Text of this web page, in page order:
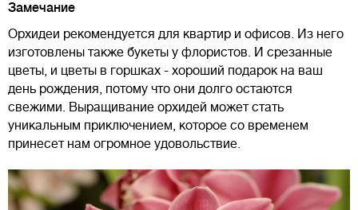
Замечание
Орхидеи рекомендуется для квартир и офисов. Из него
изготовлены также букеты у флористов. И срезанные
цветы, и цветы в горшках - хороший подарок на ваш
день рождения, потому что они долго остаются
свежими. Выращивание орхидей может стать
уникальным приключением, которое со временем
принесет нам огромное удовольствие.